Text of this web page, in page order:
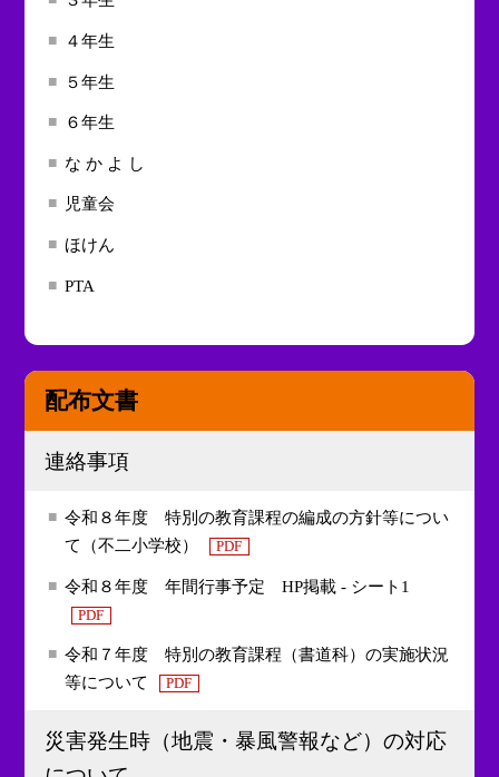
４年生
５年生
６年生
な か よ し
児童会
ほけん
PTA
配布文書
連絡事項
令和８年度 特別の教育課程の編成の方針等につい
て（不二小学校）
PDF
令和８年度 年間行事予定 HP掲載 - シート1
PDF
令和７年度 特別の教育課程（書道科）の実施状況
等について
PDF
災害発生時（地震・暴風警報など）の対応